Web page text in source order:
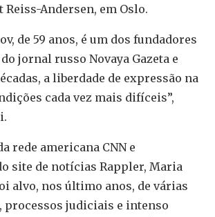
Reiss-Andersen, em Oslo.
de 59 anos, é um dos fundadores
jornal russo Novaya Gazeta e
a liberdade de expressão na
cada vez mais difíceis”,
rede americana CNN e
site de notícias Rappler, Maria
alvo, nos último anos, de várias
processos judiciais e intenso